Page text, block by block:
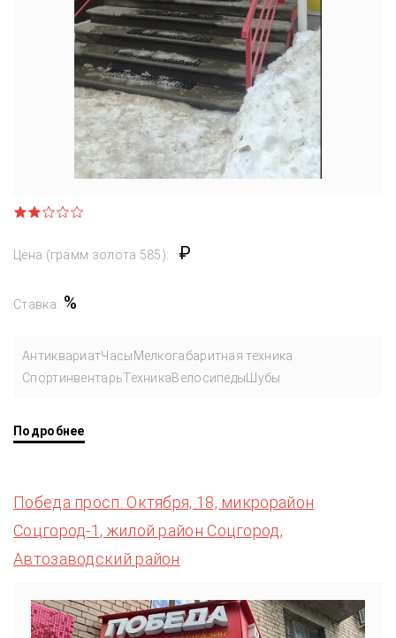
Цена (грамм золота 585): ₽
Ставка: %
АнтиквариатЧасы Мелкогабаритная техника
СпортинвентарьТехникаВелосипедыШубы
Подробнее
Победа просп. Октября, 18, микрорайон
Соцгород-1, жилой район Соцгород,
Автозаводский район